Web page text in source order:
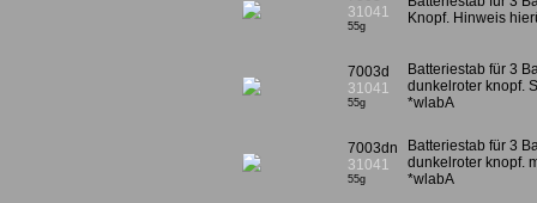
31041
55g
Knopf. Hinweis
7003d
31041
55g
Batteriestab für 3
dunkelroter knopf.
*wlabA
7003dn
31041
55g
Batteriestab für 3
dunkelroter knopf.
*wlabA